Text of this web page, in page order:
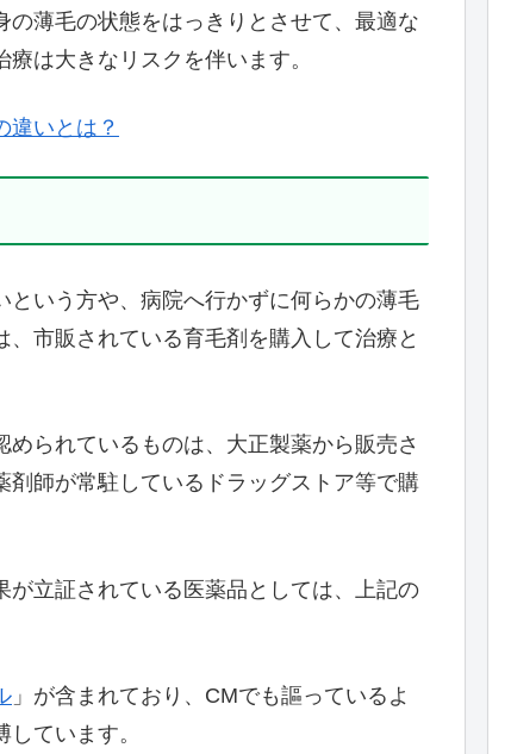
薄毛の状態をはっきりとさせて、最適な
は大きなリスクを伴います。
違いとは？
いう方や、病院へ行かずに何らかの薄毛
市販されている育毛剤を購入して治療と
られているものは、大正製薬から販売さ
師が常駐しているドラッグストア等で購
立証されている医薬品としては、上記の
」が含まれており、CMでも謳っているよ
ています。